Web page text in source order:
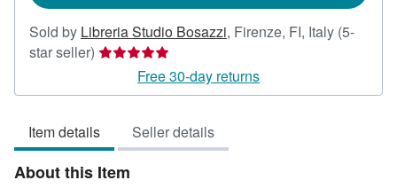
Sold by Libreria Studio Bosazzi, Firenze, FI, Italy (5-
star seller) Seller
5
of
5
stars
Free 30-day returns
Item details Seller details
About this Item